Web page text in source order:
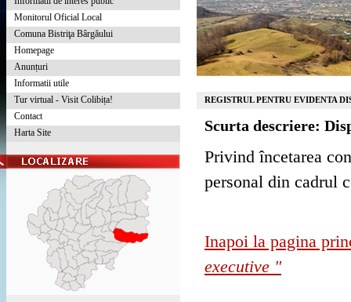
Monitorul Oficial Local
Comuna Bistriţa Bârgăului
Homepage
Anunțuri
Informatii utile
Tur virtual - Visit Colibița!
Contact
Harta Site
REGISTRUL PENTRU EVIDENTA
Scurta descriere:
Privind încetarea
personal din cadrul
Inapoi la pagina
executive "